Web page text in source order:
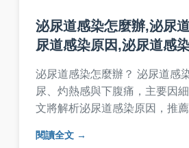
泌尿道感染怎麼辦,泌尿
尿道感染原因,泌尿道感
泌尿道感染怎麼辦？‌ 泌尿道感
尿、灼熱感與下腹痛，主要因
文將解析泌尿道感染原因，推
取等日常照護技巧，幫助您有效
閱讀全文